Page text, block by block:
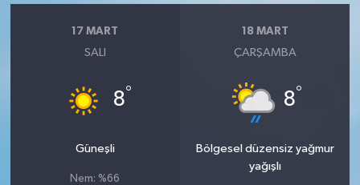
17 MART
SALI
8°
Güneşli
Nem: %66
18 MART
ÇARŞAMBA
8°
Bölgesel düzensiz yağmur
yağışlı